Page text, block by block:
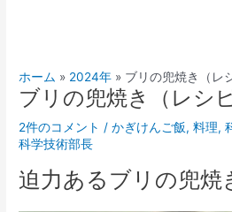
ホーム 2024年 ブリの兜焼き（レ
ブリの兜焼き（レシ
2件のコメント /かぎけんご飯,料理,
科学技術部長
迫力あるブリの兜焼